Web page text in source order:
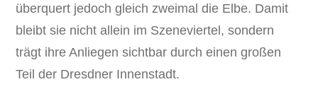
überquert jedoch gleich zweimal die Elbe. Damit
bleibt sie nicht allein im Szeneviertel, sondern
trägt ihre Anliegen sichtbar durch einen großen
Teil der Dresdner Innenstadt.